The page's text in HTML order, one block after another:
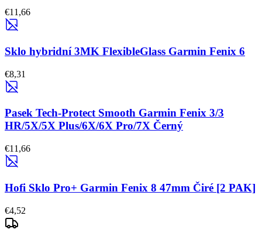
€11,66
Sklo hybridní 3MK FlexibleGlass Garmin Fenix 6
€8,31
Pasek Tech-Protect Smooth Garmin Fenix 3/3
HR/5X/5X Plus/6X/6X Pro/7X Černý
€11,66
Hofi Sklo Pro+ Garmin Fenix 8 47mm Čiré [2 PAK]
€4,52